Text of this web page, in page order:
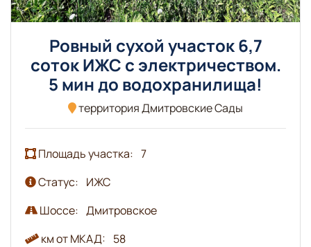
Ровный сухой участок 6,7
соток ИЖС с электричеством.
5 мин до водохранилища!
территория Дмитровские Сады
Площадь участка: 7
Статус: ИЖС
Шоссе: Дмитровское
км от МКАД: 58